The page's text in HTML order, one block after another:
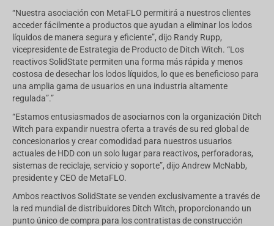
“Nuestra asociación con MetaFLO permitirá a nuestros clientes
acceder fácilmente a productos que ayudan a eliminar los lodos
líquidos de manera segura y eficiente”, dijo Randy Rupp,
vicepresidente de Estrategia de Producto de Ditch Witch. “Los
reactivos SolidState permiten una forma más rápida y menos
costosa de desechar los lodos líquidos, lo que es beneficioso para
una amplia gama de usuarios en una industria altamente
regulada”.”
“Estamos entusiasmados de asociarnos con la organización Ditch
Witch para expandir nuestra oferta a través de su red global de
concesionarios y crear comodidad para nuestros usuarios
actuales de HDD con un solo lugar para reactivos, perforadoras,
sistemas de reciclaje, servicio y soporte”, dijo Andrew McNabb,
presidente y CEO de MetaFLO.
Ambos reactivos SolidState se venden exclusivamente a través de
la red mundial de distribuidores Ditch Witch, proporcionando un
punto único de compra para los contratistas de construcción